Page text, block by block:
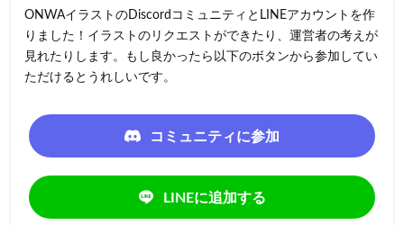
ONWAイラストのDiscordコミュニティとLINEアカウントを作
りました！イラストのリクエストができたり、運営者の考えが
見れたりします。もし良かったら以下のボタンから参加してい
ただけるとうれしいです。
コミュニティに参加
LINEに追加する